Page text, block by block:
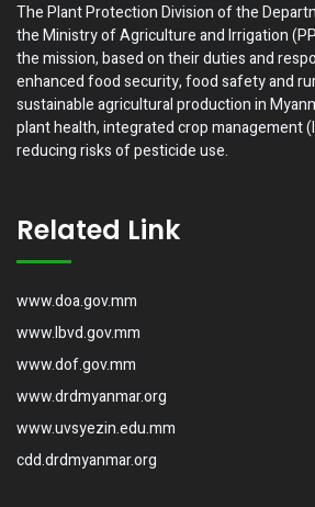
The Plant Protection Division of the
the Ministry of Agriculture and Irrigation
the mission, based on their duties and
enhanced food security, food safety and
sustainable agricultural production in
plant health, integrated crop management
reducing risks of pesticide use.
Related Link
www.doa.gov.mm
www.lbvd.gov.mm
www.dof.gov.mm
www.drdmyanmar.org
www.uvsyezin.edu.mm
cdd.drdmyanmar.org